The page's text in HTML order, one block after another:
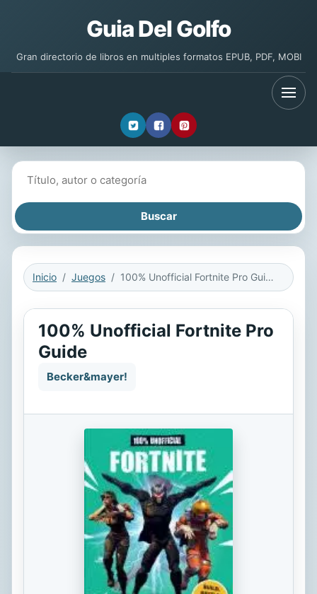
Guia Del Golfo
Gran directorio de libros en multiples formatos EPUB, PDF, MOBI
Inicio Juegos 100% Unofficial Fortnite Pro Guide
100% Unofficial Fortnite Pro
Guide
Becker&mayer!